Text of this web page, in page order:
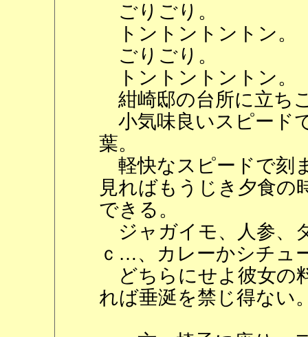
ごりごり。
トントントントン。
ごりごり。
トントントントン。
紺崎邸の台所に立ち
小気味良いスピード
葉。
軽快なスピードで刻
見ればもうじき夕食の
できる。
ジャガイモ、人参、
ｃ…、カレーかシチュ
どちらにせよ彼女の
れば垂涎を禁じ得ない